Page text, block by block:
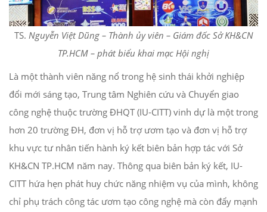
TS. Nguyễn Việt Dũng – Thành ủy viên – Giám đốc Sở KH&CN
TP.HCM – phát biểu khai mạc Hội nghị
Là một thành viên năng nổ trong hệ sinh thái khởi nghiệp
đổi mới sáng tạo, Trung tâm Nghiên cứu và Chuyển giao
công nghệ thuộc trường ĐHQT (IU-CITT) vinh dự là một trong
hơn 20 trường ĐH, đơn vị hỗ trợ ươm tạo và đơn vị hỗ trợ
khu vực tư nhân tiến hành ký kết biên bản hợp tác với Sở
KH&CN TP.HCM năm nay. Thông qua biên bản ký kết, IU-
CITT hứa hẹn phát huy chức năng nhiệm vụ của mình, không
chỉ phụ trách công tác ươm tạo công nghệ mà còn đẩy mạnh